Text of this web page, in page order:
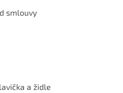
smlouvy
a židle